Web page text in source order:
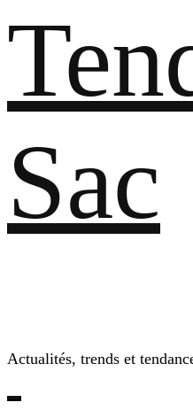
Sac
Actualités, trends et